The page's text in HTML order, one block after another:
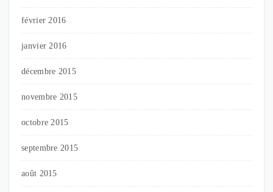
février 2016
janvier 2016
décembre 2015
novembre 2015
octobre 2015
septembre 2015
août 2015